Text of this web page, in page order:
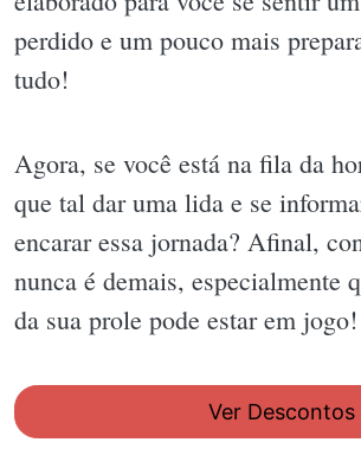
perdido e um pouco mais
tudo!
Agora, se você está na fila da
que tal dar uma lida e se
encarar essa jornada? Afinal,
nunca é demais, especialmente
da sua prole pode estar em jogo!
Ver Descontos